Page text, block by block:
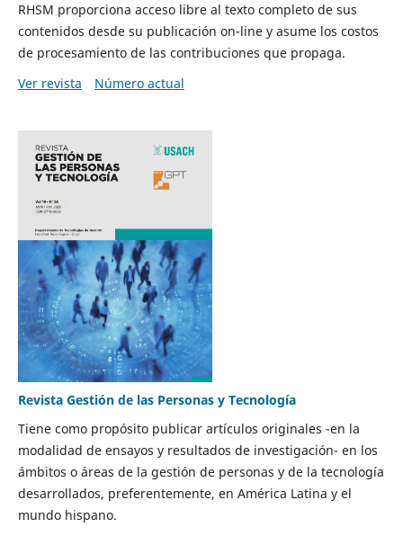
RHSM proporciona acceso libre al texto completo de sus
contenidos desde su publicación on-line y asume los costos
de procesamiento de las contribuciones que propaga.
Ver revista
Número actual
Revista Gestión de las Personas y Tecnología
Tiene como propósito publicar artículos originales -en la
modalidad de ensayos y resultados de investigación- en los
ámbitos o áreas de la gestión de personas y de la tecnología
desarrollados, preferentemente, en América Latina y el
mundo hispano.